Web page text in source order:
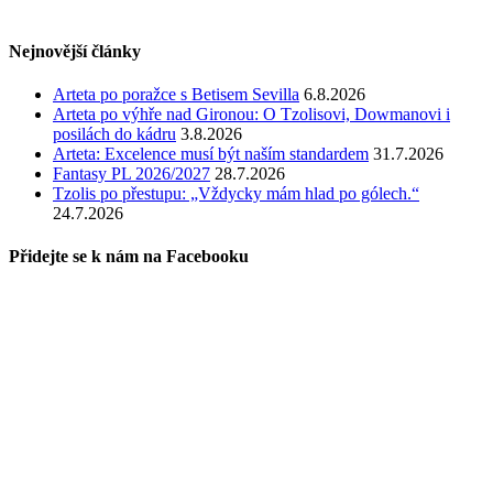
Nejnovější články
Arteta po poražce s Betisem Sevilla 6.8.2026
Arteta po výhře nad Gironou: O Tzolisovi, Dowmanovi i
posilách do kádru 3.8.2026
Arteta: Excelence musí být naším standardem 31.7.2026
Fantasy PL 2026/2027 28.7.2026
Tzolis po přestupu: „Vždycky mám hlad po gólech.“
24.7.2026
Přidejte se k nám na Facebooku